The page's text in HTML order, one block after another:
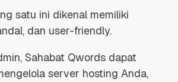
satu ini dikenal memiliki
dan user-friendly.
Sahabat Qwords dapat
server hosting Anda,